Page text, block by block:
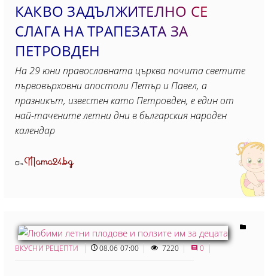
КАКВО ЗАДЪЛЖИТЕЛНО СЕ
СЛАГА НА ТРАПЕЗАТА ЗА
ПЕТРОВДЕН
На 29 юни православната църква почита светите
първовърховни апостоли Петър и Павел, а
празникът, известен като Петровден, е един от
най-тачените летни дни в българския народен
календар
ОтMama24.bg
ВКУСНИ РЕЦЕПТИ 08.06 07:00 7220 0